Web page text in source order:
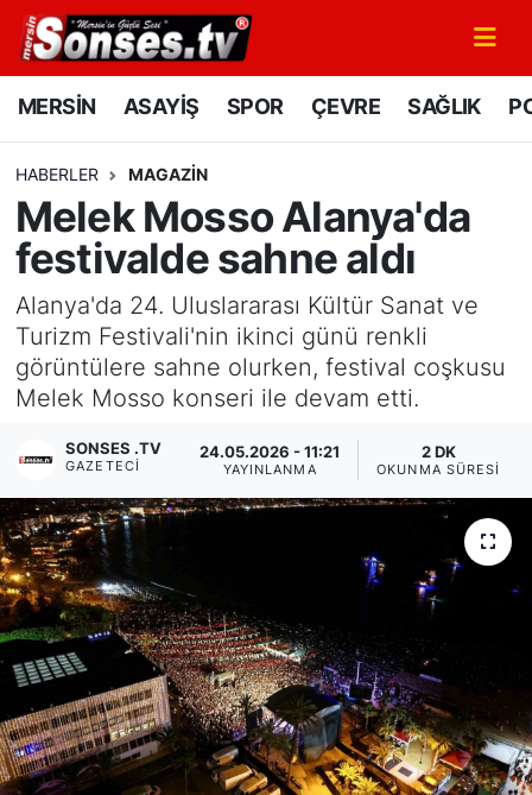
MERSİN ASAYİŞ SPOR ÇEVRE SAĞLIK
HABERLER MAGAZİN
Melek Mosso Alanya'da
festivalde sahne aldı
Alanya'da 24. Uluslararası Kültür Sanat ve
Turizm Festivali'nin ikinci günü renkli
görüntülere sahne olurken, festival coşkusu
Melek Mosso konseri ile devam etti.
SONSES .TV
GAZETECI
24.05.2026 - 11:21
YAYINLANMA
2 DK
OKUNMA SÜRESI
MERSİN
SPOR
GÜNÜN MANŞETİ
DÜNYA
KÜLTÜR - SANAT
MAGAZİN
SAĞLIK
Siyaset
YEREL HABER
Haberde insan
Tanıtım
Mersin Nöbetçi Eczaneler
Mersin Namaz Vakitleri
Mersin Trafik Yoğunluk Haritası
Süper Lig Puan Durumu ve Fikstür
Tüm Manşetler
Son Dakika Haberleri
Haber Arşivi